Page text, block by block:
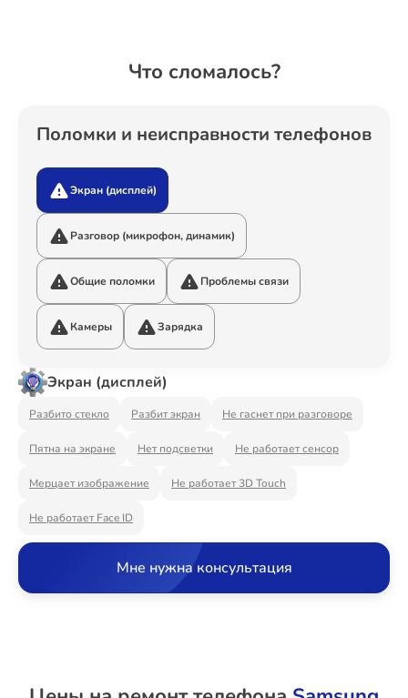
Что сломалось?
Поломки и неисправности телефонов
Экран (дисплей)
Разговор (микрофон, динамик)
Общие поломки Проблемы связи
Камеры Зарядка
Экран (дисплей)
Разбито стекло Разбит экран Не гаснет при разговоре
Пятна на экране Нет подсветки Не работает сенсор
Мерцает изображение Не работает 3D Touch
Не работает Face ID
Мне нужна консультация
Ремонт Варочных панелей
Ремонт Акустических систем
Ремонт Видеостен
Ремонт Интерактивных панелей
Ремонт Вытяжек